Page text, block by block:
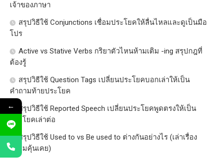
เจ้าของภาษา
สรุปวิธีใช้ Conjunctions เชื่อมประโยคให้ลื่นไหลและดูเป็นมือ
โปร
Active vs Stative Verbs กริยาตัวไหนห้ามเติม -ing สรุปกฎที่
ต้องรู้
สรุปวิธีใช้ Question Tags เปลี่ยนประโยคบอกเล่าให้เป็น
คำถามท้ายประโยค
สรุปวิธีใช้ Reported Speech เปลี่ยนประโยคพูดตรงให้เป็น
ประโยคเล่าต่อ
สรุปวิธีใช้ Used to vs Be used to ต่างกันอย่างไร (เล่าเรื่อง
ความคุ้นเคย)
←